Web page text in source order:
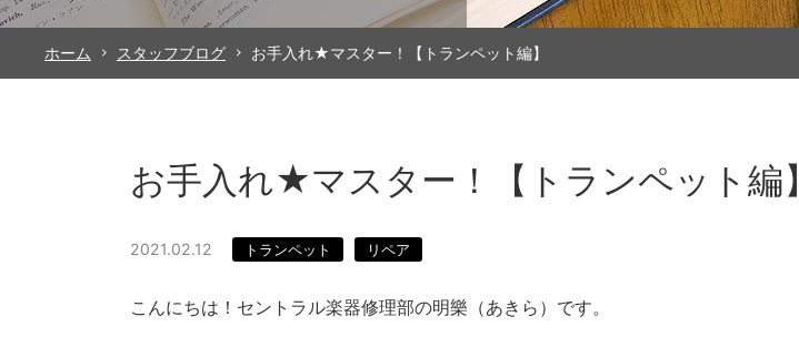
ホーム スタッフブログ お手入れ★マスター！【トランペット編】
お手入れ★マスター！【トランペット編】
2021.02.12 トランペット リペア
こんにちは！セントラル楽器修理部の明樂（あきら）です。